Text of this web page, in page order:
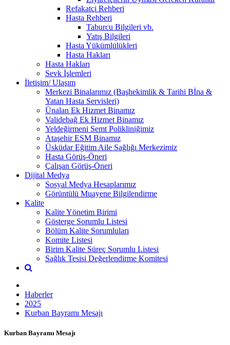
Refakatçi Rehberi
Hasta Rehberi
Taburcu Bilgileri vb.
Yatış Bilgileri
Hasta Yükümlülükleri
Hasta Hakları
Hasta Hakları
Sevk İşlemleri
İletişim/ Ulaşım
Merkezi Binalarımız (Başhekimlik & Tarihi Bİna &
Yatan Hasta Servisleri)
Ünalan Ek Hizmet Binamız
Validebağ Ek Hizmet Binamız
Yeldeğirmeni Semt Polikliniğimiz
Ataşehir ESM Binamız
Üsküdar Eğitim Aile Sağlığı Merkezimiz
Hasta Görüş-Öneri
Çalışan Görüş-Öneri
Dijital Medya
Sosyal Medya Hesaplarımız
Görüntülü Muayene Bilgilendirme
Kalite
Kalite Yönetim Birimi
Gösterge Sorumlu Listesi
Bölüm Kalite Sorumluları
Komite Listesi
Birim Kalite Süreç Sorumlu Listesi
Sağlık Tesisi Değerlendirme Komitesi
Haberler
2025
Kurban Bayramı Mesajı
Kurban Bayramı Mesajı